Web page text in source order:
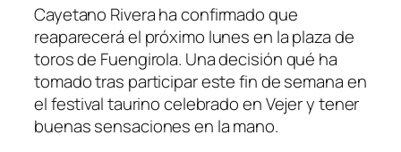
Cayetano Rivera ha confirmado que
reaparecerá el próximo lunes en la plaza de
toros de Fuengirola. Una decisión qué ha
tomado tras participar este fin de semana en
el festival taurino celebrado en Vejer y tener
buenas sensaciones en la mano.